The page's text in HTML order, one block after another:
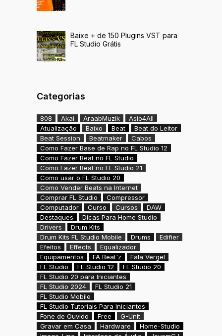
Baixe + de 150 Plugins VST para
FL Studio Grátis
Categorias
808 Akai AraabMuzik
Asio4All
Atualização
Baixo Beat
Beat do Leitor
Beat Session
Beatmaker
Cabos
Como Fazer Base de Rap no FL Studio 12
Como Fazer Beat no FL Studio
Como Fazer Beat no FL Studio 21
Como usar o FL Studio 20
Como Vender Beats na Internet
Comprar FL Studio
Compressor
Computador
Curso Cursos
DAW
Destaques
Dicas Para Home Studio
Drivers
Drum Kits
Drum Kits FL Studio Mobile
Drums
Edifier
Efeitos
Effects
Equalizador
Equipamentos
FA Beat'z
Fala Vergel
FL Studio
FL Studio 12
FL Studio 20
FL Studio 20 para Iniciantes
FL Studio 2024
FL Studio 21
FL Studio Mobile
FL Studio Tutoriais Para Iniciantes
Fone de Ouvido
Free
G-Unit
Gravar em Casa
Hardware
Home-Studio